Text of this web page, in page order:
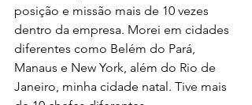
posição e missão mais de 10 vezes
dentro da empresa. Morei em cidades
diferentes como Belém do Pará,
Manaus e New York, além do Rio de
Janeiro, minha cidade natal. Tive mais